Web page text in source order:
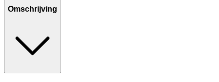
Omschrijving